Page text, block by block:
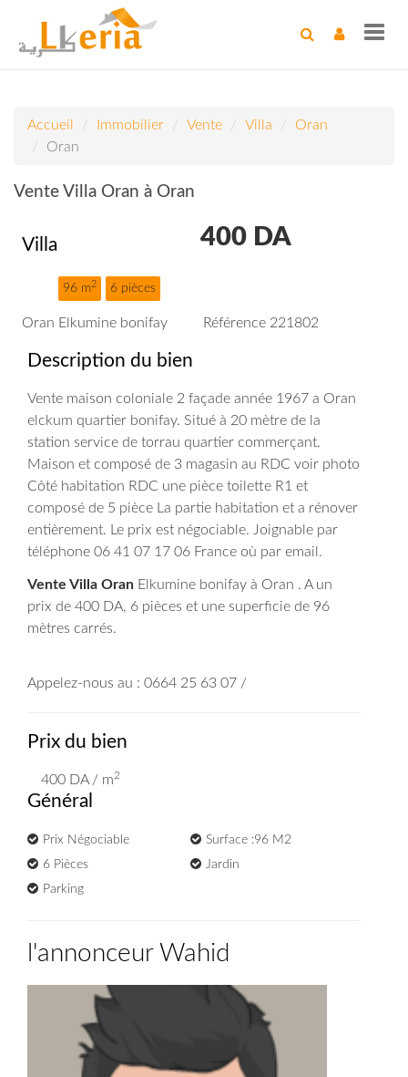
Accueil Immobilier Vente Villa
Oran
Oran
Vente Villa Oran à Oran
Villa
96 m2 6 pièces
400 DA
Oran Elkumine bonifay Référence 221802
Description du bien
Vente maison coloniale 2 façade année 1967 a Oran
elckum quartier bonifay. Situé à 20 mètre de la
station service de torrau quartier commerçant.
Maison et composé de 3 magasin au RDC voir photo
Côté habitation RDC une pièce toilette R1 et
composé de 5 pièce La partie habitation et a rénover
entièrement. Le prix est négociable. Joignable par
téléphone 06 41 07 17 06 France où par email.
Vente Villa Oran Elkumine bonifay à Oran . A un
prix de 400 DA, 6 pièces et une superficie de 96
mètres carrés.
Appelez-nous au : 0664 25 63 07 /
Prix du bien
400 DA/ m2
Général
Prix Négociable
Surface :96 M2
6 Pièces
Jardin
Parking
l'annonceur Wahid